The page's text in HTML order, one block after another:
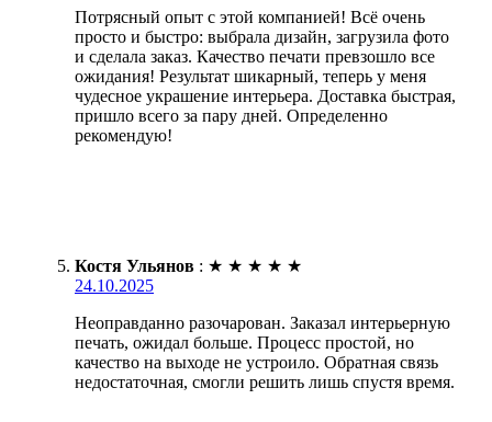
Потрясный опыт с этой компанией! Всё очень
просто и быстро: выбрала дизайн, загрузила фото
и сделала заказ. Качество печати превзошло все
ожидания! Результат шикарный, теперь у меня
чудесное украшение интерьера. Доставка быстрая,
пришло всего за пару дней. Определенно
рекомендую!
Костя Ульянов : ★ ★ ★ ★ ★
24.10.2025
Неоправданно разочарован. Заказал интерьерную
печать, ожидал больше. Процесс простой, но
качество на выходе не устроило. Обратная связь
недостаточная, смогли решить лишь спустя время.